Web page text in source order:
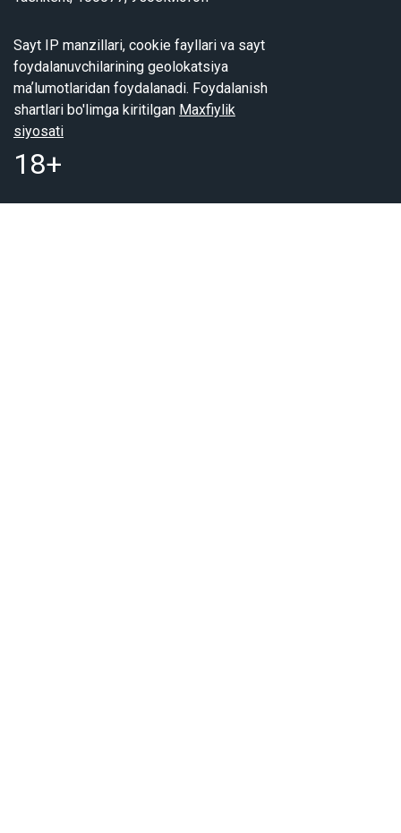
Sayt IP manzillari, cookie fayllari va sayt
foydalanuvchilarining geolokatsiya
maʼlumotlaridan foydalanadi. Foydalanish
shartlari bo'limga kiritilgan Maxfiylik
siyosati
18+